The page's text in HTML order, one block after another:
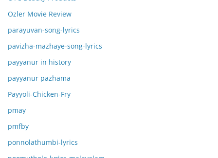
Ozler Movie Review
parayuvan-song-lyrics
pavizha-mazhaye-song-lyrics
payyanur in history
payyanur pazhama
Payyoli-Chicken-Fry
pmay
pmfby
ponnolathumbi-lyrics